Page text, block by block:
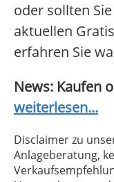
oder sollten
aktuellen
erfahren Sie
News: Kaufen
weiterlesen...
Disclaimer zu
Anlageberatung,